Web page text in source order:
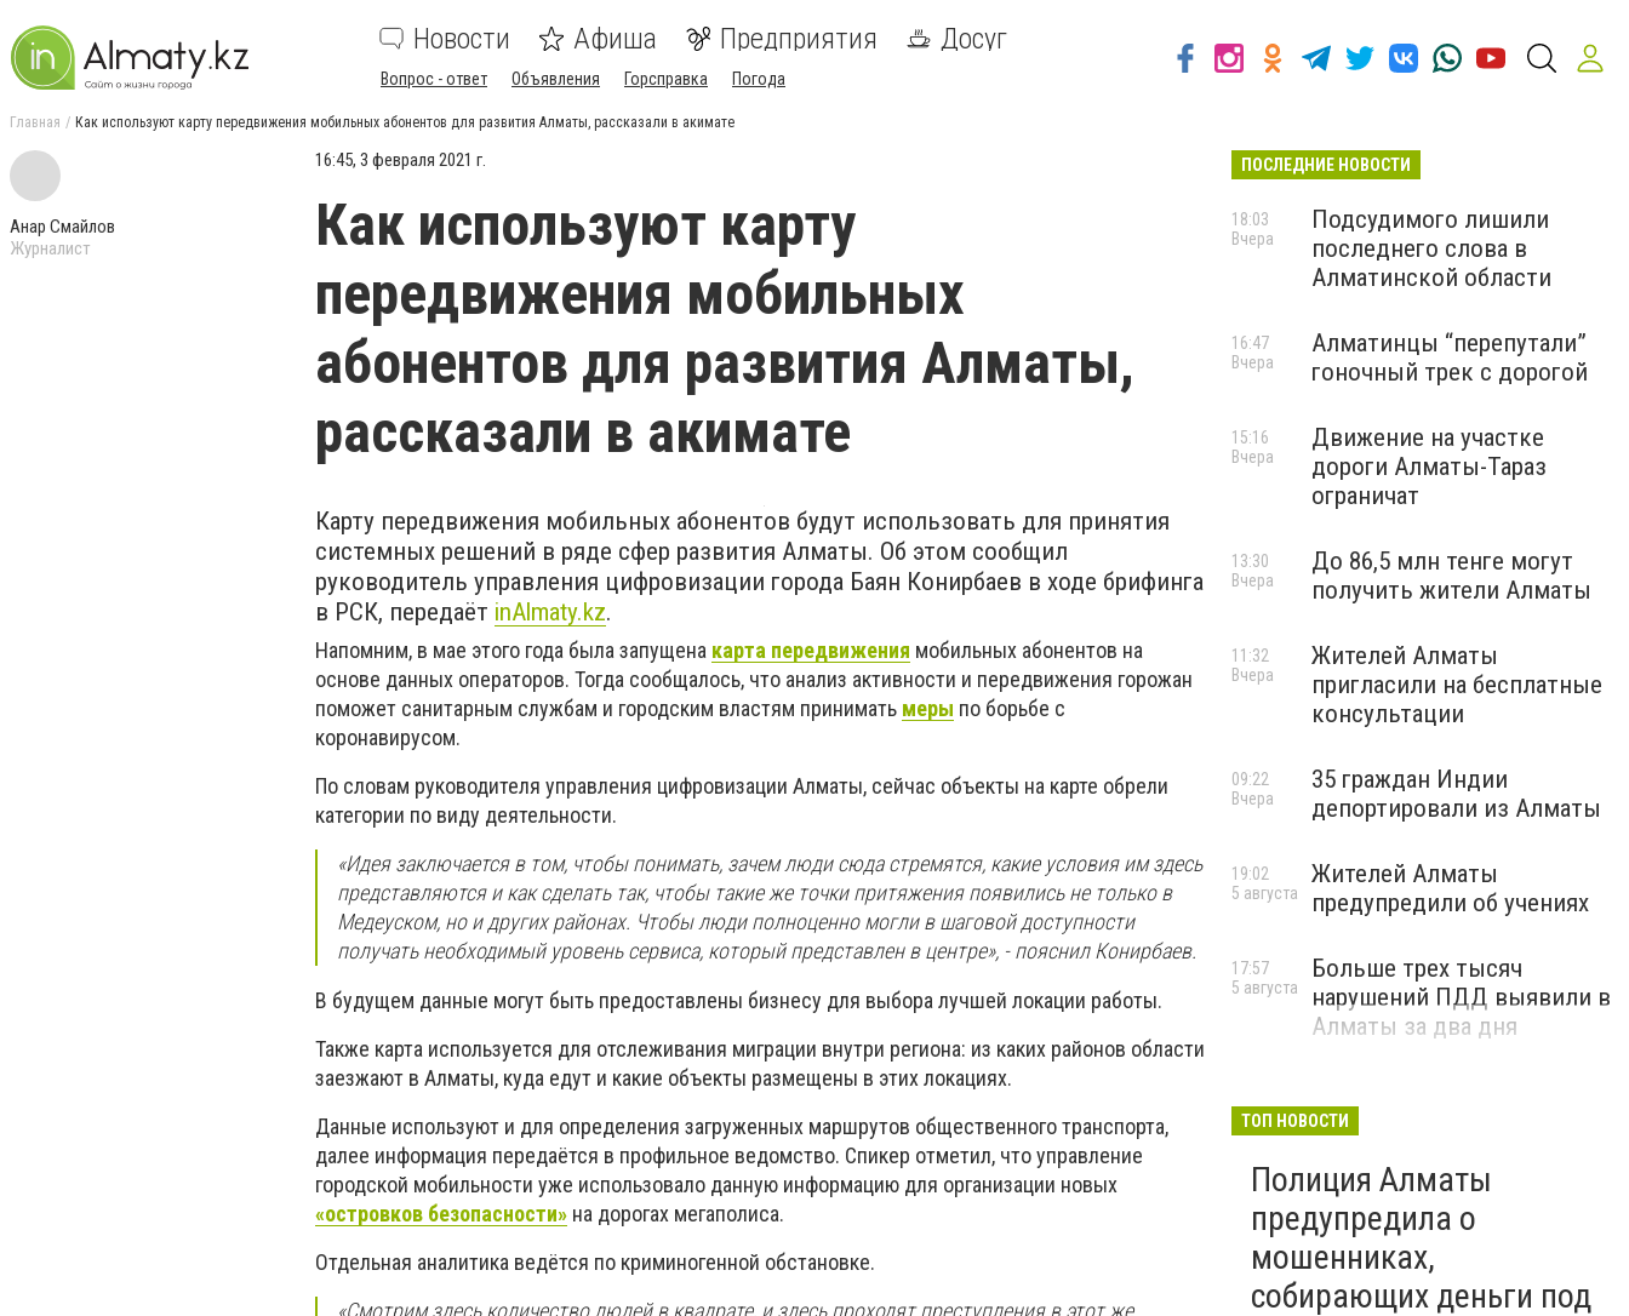
Новости Афиша Предприятия Досуг
Вопрос - ответ Объявления Горсправка Погода
Главная Как используют карту передвижения мобильных абонентов для развития Алматы, рассказали в акимате
Анар Смайлов
Журналист
16:45, 3 февраля 2021 г.
Как используют карту
передвижения мобильных
абонентов для развития Алматы,
рассказали в акимате
Карту передвижения мобильных абонентов будут использовать для принятия
системных решений в ряде сфер развития Алматы. Об этом сообщил
руководитель управления цифровизации города Баян Конирбаев в ходе брифинга
в РСК, передаёт inAlmaty.kz.
Напомним, в мае этого года была запущена карта передвижения мобильных абонентов на
основе данных операторов. Тогда сообщалось, что анализ активности и передвижения горожан
поможет санитарным службам и городским властям принимать меры по борьбе с
коронавирусом.
По словам руководителя управления цифровизации Алматы, сейчас объекты на карте обрели
категории по виду деятельности.
«Идея заключается в том, чтобы понимать, зачем люди сюда стремятся, какие условия им здесь
представляются и как сделать так, чтобы такие же точки притяжения появились не только в
Медеуском, но и других районах. Чтобы люди полноценно могли в шаговой доступности
получать необходимый уровень сервиса, который представлен в центре», - пояснил Конирбаев.
В будущем данные могут быть предоставлены бизнесу для выбора лучшей локации работы.
Также карта используется для отслеживания миграции внутри региона: из каких районов области
заезжают в Алматы, куда едут и какие объекты размещены в этих локациях.
Данные используют и для определения загруженных маршрутов общественного транспорта,
далее информация передаётся в профильное ведомство. Спикер отметил, что управление
городской мобильности уже использовало данную информацию для организации новых
«островков безопасности» на дорогах мегаполиса.
Отдельная аналитика ведётся по криминогенной обстановке.
ПОСЛЕДНИЕ НОВОСТИ
Подсудимого лишили
последнего слова в
Алматинской области
18:03
Вчера
Алматинцы “перепутали”
гоночный трек с дорогой
16:47
Вчера
Движение на участке
дороги Алматы-Тараз
ограничат
15:16
Вчера
До 86,5 млн тенге могут
получить жители Алматы
13:30
Вчера
Жителей Алматы
пригласили на бесплатные
консультации
11:32
Вчера
35 граждан Индии
депортировали из Алматы
09:22
Вчера
Жителей Алматы
предупредили об учениях
19:02
5 августа
Больше трех тысяч
нарушений ПДД выявили в
Алматы за два дня
17:57
5 августа
ТОП НОВОСТИ
Полиция Алматы
предупредила о
мошенниках,
собирающих деньги под